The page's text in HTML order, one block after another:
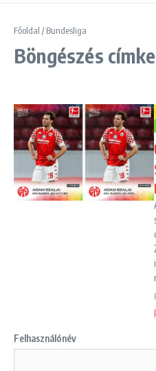
Főoldal /Bundesliga
Böngészés
Felhasználónév